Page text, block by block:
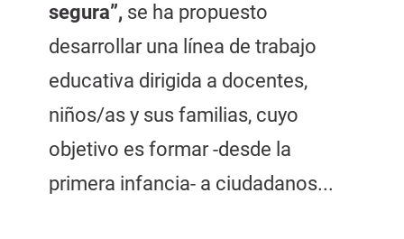
segura”, se ha propuesto
desarrollar una línea de trabajo
educativa dirigida a docentes,
niños/as y sus familias, cuyo
objetivo es formar -desde la
primera infancia- a ciudadanos...